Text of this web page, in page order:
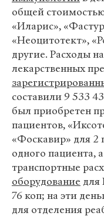
общей
«Иларис»,
«Неоцитотект»,
другие. Расходы
лекарственных
составили 9 533
был приобретен
пациентов,
«Фоскавир» для 2
одного пациента,
транспортные
оборудование для
76 коп; на эти
для отделения